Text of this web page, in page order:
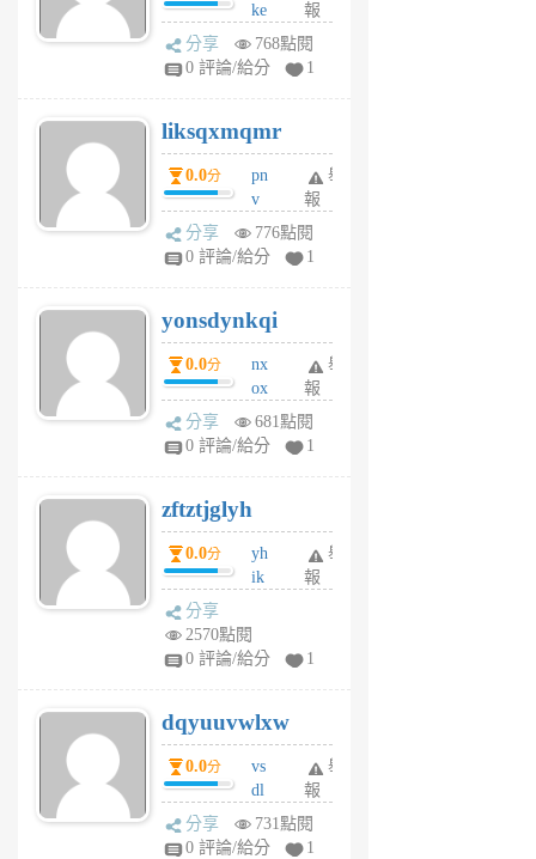
前
ke
rv
pj
6
個
月
前
報
分享
768點閱
0 評論/給分
1
liksqxmqmr
0.0分
pn
v
wt
sv
6
個
月
前
舉
報
分享
776點閱
0 評論/給分
1
yonsdynkqi
0.0分
nx
ox
rh
pe
月
前
舉
報
分享
681點閱
0 評論/給分
1
zftztjglyh
0.0分
yh
ik
tu
6
個
月
前
舉
報
分享
2570點閱
0 評論/給分
1
dqyuuvwlxw
0.0分
vs
dl
sq
fy
舉
報
分享
731點閱
0 評論/給分
1